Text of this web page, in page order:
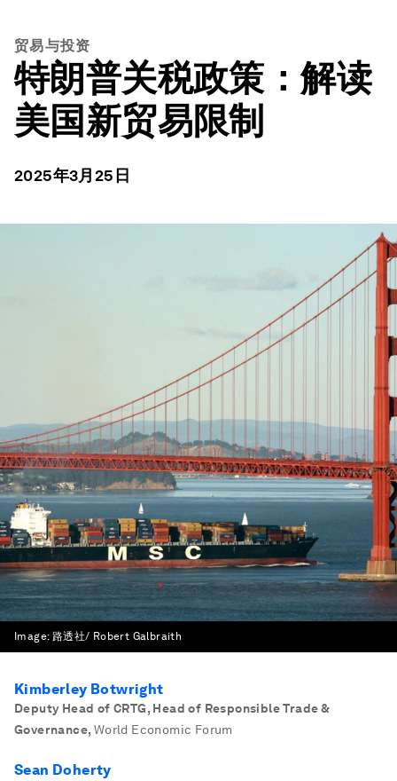
贸易与投资
特朗普关税政策：解读
美国新贸易限制
2025年3月25日
Image: 路透社/ Robert Galbraith
Kimberley Botwright
Deputy Head of CRTG, Head of Responsible Trade &
Governance, World Economic Forum
Sean Doherty